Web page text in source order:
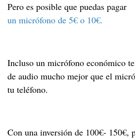
Pero es posible que puedas pagar
un micrófono de 5€ o 10€.
Incluso un micrófono económico
de audio mucho mejor que el
tu teléfono.
Con una inversión de 100€- 150€,